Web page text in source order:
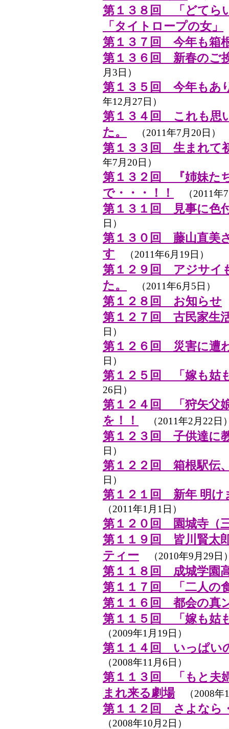
第１３８回 「どてら
「タイトロープの女」
第１３７回 今年も箱
第１３６回 新春のご
月3日）
第１３５回 今年もあ
年12月27日）
第１３４回 これも思
た。
（2011年7月20日）
第１３３回 生まれて
年7月20日）
第１３２回 『姉妹た
で・・・！！
（2011年
第１３１回 見事に色
日）
第１３０回 藤山直美
す （2011年6月19日）
第１２９回 アジサイ
た。
（2011年6月5日）
第１２８回 お知らせ
第１２７回 古民家生
日）
第１２６回 災害に遭
日）
第１２５回 「嫁も姑
26日）
第１２４回 「狩矢父
を！！
（2011年2月22日
第１２３回 子供達に
日）
第１２２回 箱根駅伝
日）
第１２１回 新年 明け
（2011年1月1日）
第１２０回 園城寺（
第１１９回 皆川賢太
ティー （2010年9月29日
第１１８回 成城学園
第１１７回 「二人の
第１１６回 都会の真
第１１５回 「嫁も姑
（2009年1月19日）
第１１４回 いっぱい
（2008年11月6日）
第１１３回 「もと夫
まれ来る劇場（2008年
第１１２回 さよなら
（2008年10月2日）